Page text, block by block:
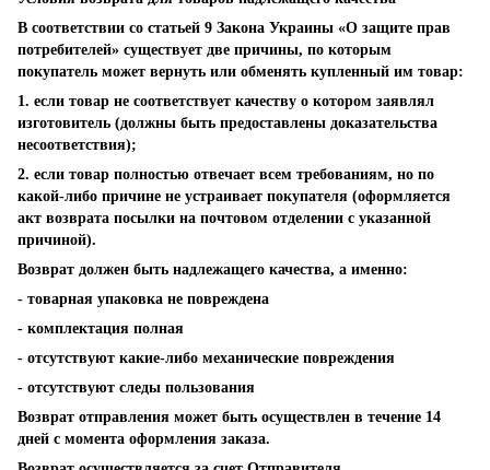
В соответствии со статьей 9 Закона Украины «О защите прав
потребителей» существует две причины, по которым
покупатель может вернуть или обменять купленный им товар:
1. если товар не соответствует качеству о котором заявлял
изготовитель (должны быть предоставлены доказательства
несоответствия);
2. если товар полностью отвечает всем требованиям, но по
какой-либо причине не устраивает покупателя (оформляется
акт возврата посылки на почтовом отделении с указанной
причиной).
Возврат должен быть надлежащего качества, а именно:
- товарная упаковка не повреждена
- комплектация полная
- отсутствуют какие-либо механические повреждения
- отсутствуют следы пользования
Возврат отправления может быть осуществлен в течение 14
дней с момента оформления заказа.